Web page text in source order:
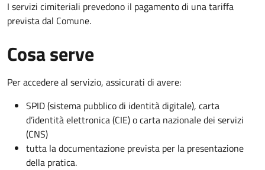
I servizi cimiteriali prevedono il pagamento di una tariffa
prevista dal Comune.
Cosa serve
Per accedere al servizio, assicurati di avere:
SPID (sistema pubblico di identità digitale), carta
d’identità elettronica (CIE) o carta nazionale dei servizi
(CNS)
tutta la documentazione prevista per la presentazione
della pratica.